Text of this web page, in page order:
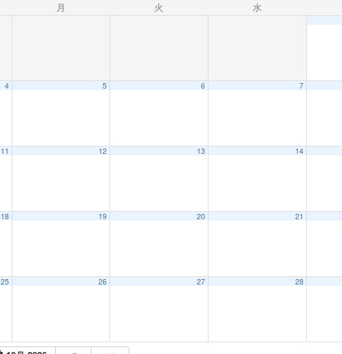
月 火 水
4 5 6 7
11 12 13 14
18 19 20 21
25 26 27 28